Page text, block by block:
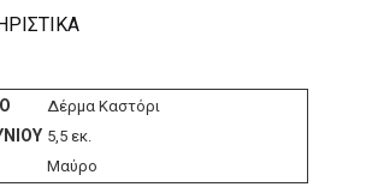
Δέρμα Καστόρι
5,5 εκ.
Μαύρο